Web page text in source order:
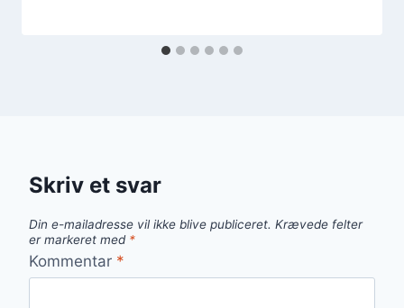
Skriv et svar
Din e-mailadresse vil ikke blive publiceret. Krævede felter
er markeret med *
Kommentar *